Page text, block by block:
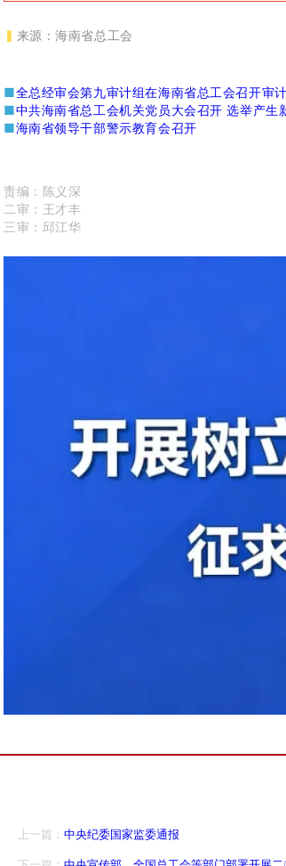
▍ 来源 ：海南省总工会
■全总经审会第九审计组在海南省总工会召开审
■中共海南省总工会机关党员大会召开 选举产生
■海南省领导干部警示教育会召开
责编： 陈义深
二审：王才丰
三审：邱江华
上一篇： 中央纪委国家监委通报